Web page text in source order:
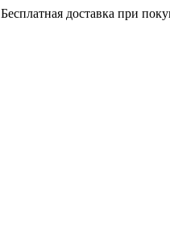
Бесплатная доставка при